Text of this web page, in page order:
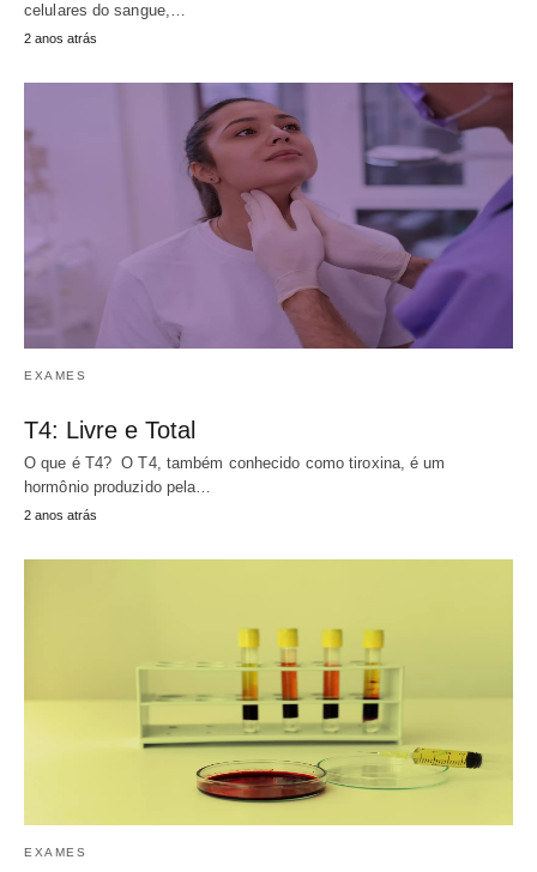
celulares do sangue,…
2 anos atrás
EXAMES
T4: Livre e Total
O que é T4? O T4, também conhecido como tiroxina, é um
hormônio produzido pela…
2 anos atrás
EXAMES